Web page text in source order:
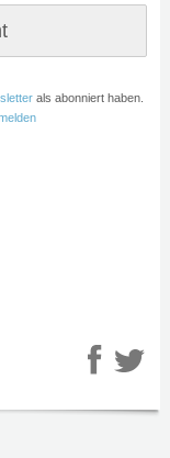
als abonniert haben.